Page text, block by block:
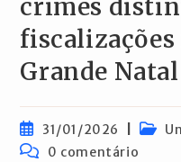
crimes
fiscalizações
Grande Natal
Post
publicado:
31/01/2026
Comentários
0 comentário